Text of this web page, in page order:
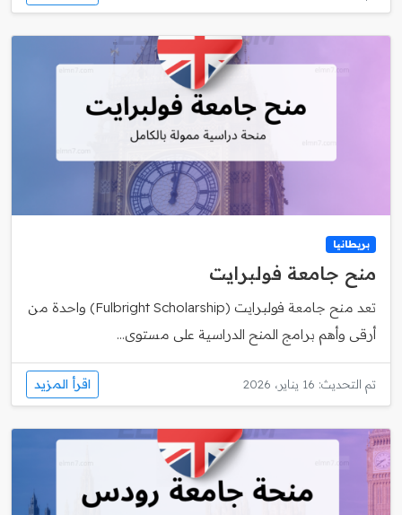
بريطانيا
منح جامعة فولبرايت
تعد منح جامعة فولبرايت (Fulbright Scholarship) واحدة من
أرقى وأهم برامج المنح الدراسية على مستوى...
تم التحديث: 16 يناير، 2026 اقرأ المزيد